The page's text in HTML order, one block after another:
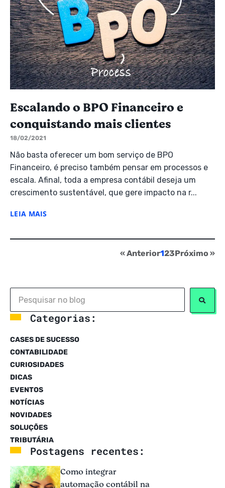
Escalando o BPO Financeiro e
conquistando mais clientes
18/02/2021
Não basta oferecer um bom serviço de BPO
Financeiro, é preciso também pensar em processos e
escala. Afinal, toda a empresa contábil deseja um
crescimento sustentável, que gere impacto na r...
LEIA MAIS
« Anterior123Próximo »
Categorias:
CASES DE SUCESSO
CONTABILIDADE
CURIOSIDADES
DICAS
EVENTOS
NOTÍCIAS
NOVIDADES
SOLUÇÕES
TRIBUTÁRIA
Postagens recentes:
Como integrar
automação contábil na